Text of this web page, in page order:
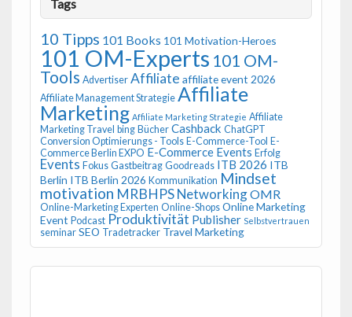
Tags
10 Tipps 101 Books 101 Motivation-Heroes
101 OM-Experts 101 OM-
Tools Advertiser Affiliate affiliate event 2026
Affiliate Management Strategie Affiliate
Marketing Affiliate Marketing Strategie Affiliate
Marketing Travel bing Bücher Cashback ChatGPT
Conversion Optimierungs - Tools E-Commerce-Tool E-
Commerce Berlin EXPO E-Commerce Events Erfolg
Events Fokus Gastbeitrag Goodreads ITB 2026 ITB
Berlin ITB Berlin 2026 Kommunikation Mindset
motivation MRBHPSNetworkingOMR
Online-Marketing Experten Online-Shops Online Marketing
Event Podcast Produktivität Publisher Selbstvertrauen
seminar SEO Tradetracker Travel Marketing